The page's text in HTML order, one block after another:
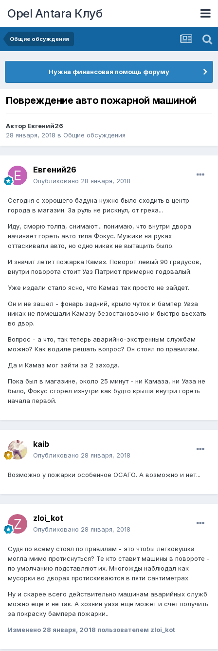
Opel Antara Клуб
Общие обсуждения
Нужна финансовая помощь форуму
Повреждение авто пожарной машиной
Автор Евгений26
28 января, 2018 в Общие обсуждения
Евгений26
Опубликовано 28 января, 2018
Сегодня с хорошего бадуна нужно было сходить в центр
города в магазин. За руль не рискнул, от греха...
Иду, сморю толпа, снимают... понимаю, что внутри двора
начинает гореть авто типа Фокус. Мужики на руках
оттаскивали авто, но одно никак не вытащить было.
И значит летит пожарка Камаз. Поворот левый 90 градусов,
внутри поворота стоит Уаз Патриот примерно годовалый.
Уже издали стало ясно, что Камаз так просто не зайдет.
Он и не зашел - фонарь задний, крыло чуток и бампер Уаза
никак не помешали Камазу безостановочно и быстро вьехать
во двор.
Вопрос - а что, так теперь аварийно-экстренным службам
можно? Как водиле решать вопрос? Он стоял по правилам.
Да и Камаз мог зайти за 2 захода.
Пока был в магазине, около 25 минут - ни Камаза, ни Уаза не
было, Фокус сгорел изнутри как будто крыша внутри гореть
начала первой.
kaib
Опубликовано 28 января, 2018
Возможно у пожарки особенное ОСАГО. А возможно и нет...
zloi_kot
Опубликовано 28 января, 2018
Судя по всему стоял по правилам - это чтобы легковушка
могла мимо протиснуться? Те кто ставит машины в повороте -
по умолчанию подставляют их. Многожды наблюдал как
мусорки во дворах протискиваются в пяти сантиметрах.
Ну и скарее всего действительно машинам аварийных служб
можно еще и не так. А хозяин уаза еще может и счет получить
за покраску бампера пожарки..
Изменено 28 января, 2018 пользователем zloi_kot